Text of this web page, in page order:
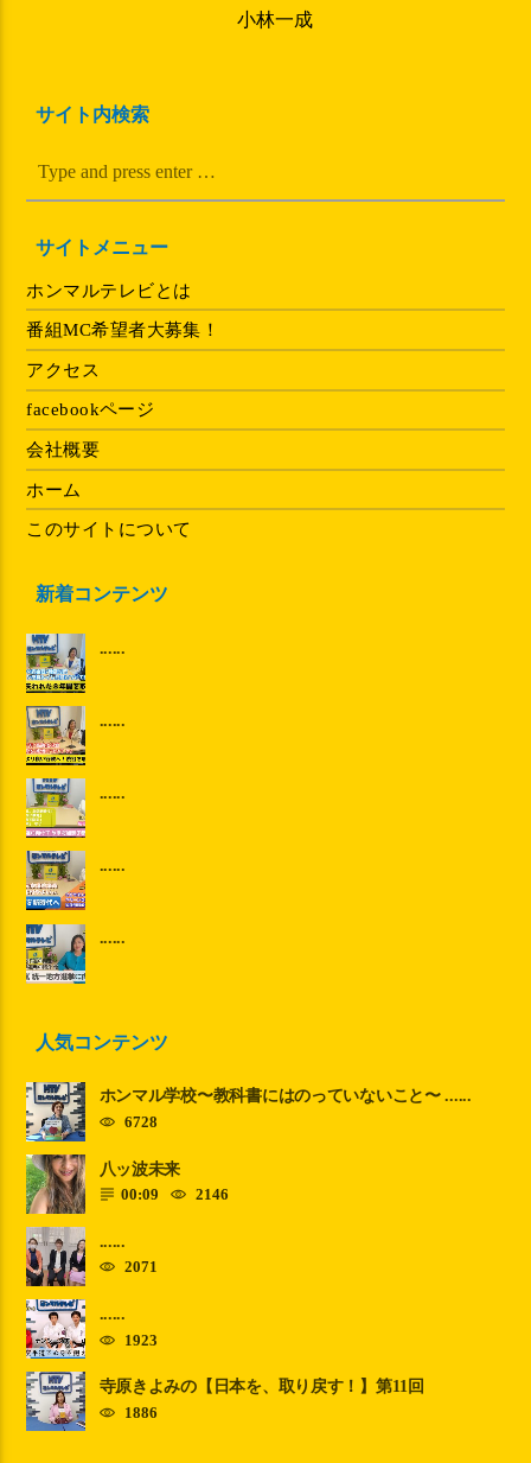
小林一成
サイト内検索
サイトメニュー
ホンマルテレビとは
番組MC希望者大募集！
アクセス
facebookページ
会社概要
ホーム
このサイトについて
新着コンテンツ
......
......
......
......
......
人気コンテンツ
ホンマル学校〜教科書にはのっていないこと〜 ......
6728
八ッ波未来
00:09
2146
......
2071
......
1923
寺原きよみの【日本を、取り戻す！】第11回
1886